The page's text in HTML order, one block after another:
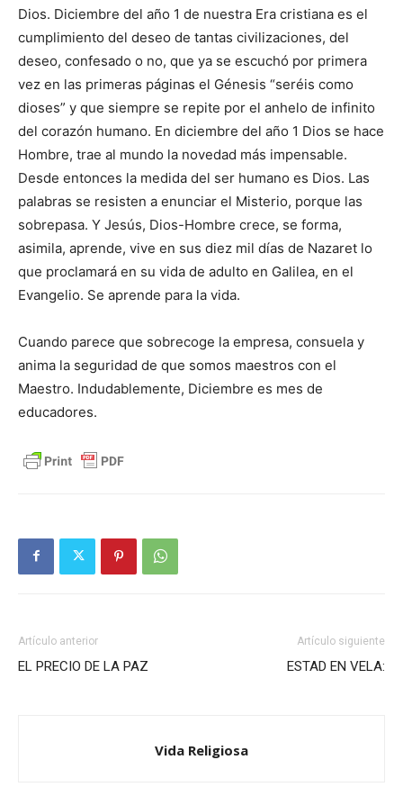
Dios. Diciembre del año 1 de nuestra Era cristiana es el
cumplimiento del deseo de tantas civilizaciones, del
deseo, confesado o no, que ya se escuchó por primera
vez en las primeras páginas el Génesis “seréis como
dioses” y que siempre se repite por el anhelo de infinito
del corazón humano. En diciembre del año 1 Dios se hace
Hombre, trae al mundo la novedad más impensable.
Desde entonces la medida del ser humano es Dios. Las
palabras se resisten a enunciar el Misterio, porque las
sobrepasa. Y Jesús, Dios-Hombre crece, se forma,
asimila, aprende, vive en sus diez mil días de Nazaret lo
que proclamará en su vida de adulto en Galilea, en el
Evangelio. Se aprende para la vida.
Cuando parece que sobrecoge la empresa, consuela y
anima la seguridad de que somos maestros con el
Maestro. Indudablemente, Diciembre es mes de
educadores.
Artículo anterior
EL PRECIO DE LA PAZ
Artículo siguiente
ESTAD EN VELA:
Vida Religiosa